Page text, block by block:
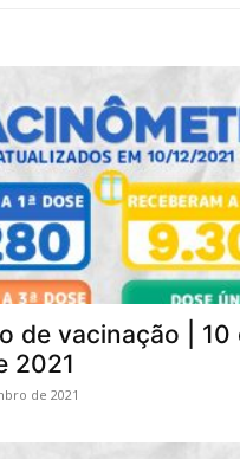
de vacinação | 10
2021
de 2021